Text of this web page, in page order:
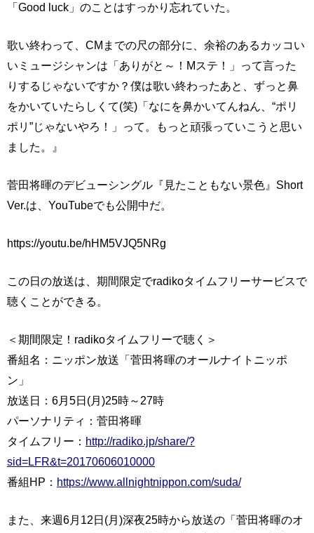
「Good luck」のことはすっかり忘れていた。
歌い終わって、CMまでの尺の部分に、余裕のあるカッコい
いミュージシャンは「ありがと～！Mステ！」って言った
りするじゃないですか？僕は歌い終わったあと、ずっと鼻
をかいていたらしくて(笑)「なにを鼻かいてんねん、“ポリ
ポリ”じゃないやろ！」って。もっと頑張っていこうと思い
ました。』
菅田将暉のデビューシングル『見たこともない景色』Short
Ver.は、YouTubeでも公開中だ。
https://youtu.be/hHM5VJQ5NRg
この日の放送は、期間限定でradikoタイムフリーサービスで
聴くことができる。
＜期間限定！radikoタイムフリーで聴く＞
番組名：ニッポン放送「菅田将暉のオールナイトニッポ
ン」
放送日：6月5日(月)25時～27時
パーソナリティ：菅田将暉
タイムフリー： http://radiko.jp/share/?
sid=LFR&t=20170606010000
番組HP： https://www.allnightnippon.com/suda/
また、来週6月12日(月)深夜25時から放送の「菅田将暉のオ